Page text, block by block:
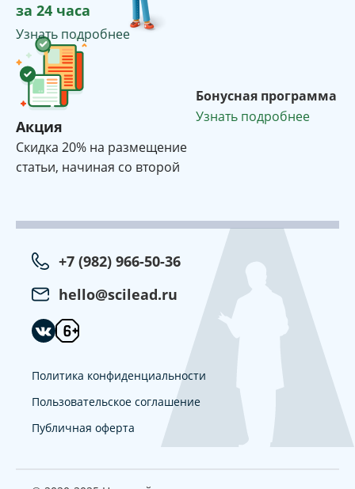
за 24 часа
Узнать подробнее
Акция
Cкидка 20% на размещение
статьи, начиная со второй
Бонусная программа
Узнать подробнее
+7 (982) 966-50-36
hello@scilead.ru
Политика конфиденциальности
Пользовательское соглашение
Публичная оферта